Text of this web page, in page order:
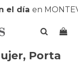
el día en
Porta